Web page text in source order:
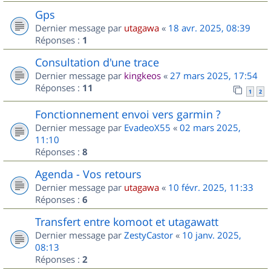
Gps
Dernier message par utagawa « 18 avr. 2025, 08:39
Réponses : 1
Consultation d'une trace
Dernier message par kingkeos « 27 mars 2025, 17:54
Réponses : 11 1 2
Fonctionnement envoi vers garmin ?
Dernier message par EvadeoX55 « 02 mars 2025,
11:10
Réponses : 8
Agenda - Vos retours
Dernier message par utagawa « 10 févr. 2025, 11:33
Réponses : 6
Transfert entre komoot et utagawatt
Dernier message par ZestyCastor « 10 janv. 2025,
08:13
Réponses : 2